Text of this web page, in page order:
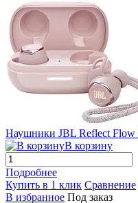
Наушники JBL Reflect Flow
В корзину
Подробнее
Купить в 1 клик Сравнение
В избранное Под заказ